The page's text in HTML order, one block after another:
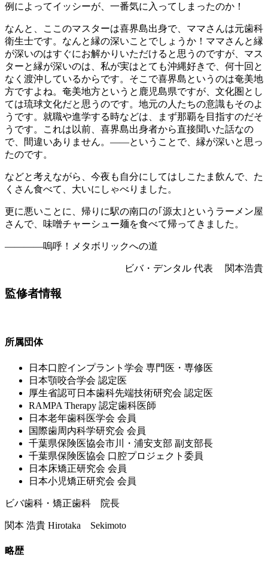
例によってイッシーが、一番気に入ってしまったのか！
なんと、ここのマスターは喜界島出身で、ママさんは元歯科
衛生士です。なんと縁の深いことでしょうか！ママさんと縁
が深いのはすぐにお解かりいただけると思うのですが、マス
ターと縁が深いのは、私が実はとても沖縄好きで、何十回と
なく渡沖しているからです。そこで喜界島というのは奄美地
方ですよね。奄美地方というと鹿児島県ですが、文化圏とし
ては琉球文化だと思うのです。地元の人たちの意識もそのよ
うです。就職や進学する時などは、まず那覇を目指すのだそ
うです。これは以前、喜界島出身者から直接聞いた話なの
で、間違いありません。——ということで、縁が深いと思っ
たのです。
などと考えながら、今夜も自分にしてはしこたま飲んで、た
くさん食べて、大いにしゃべりました。
更に悪いことに、帰りに駅の南口の｢源太｣というラーメン屋
さんで、味噌チャーシュー麺を食べて帰ってきました。
――――嗚呼！メタボリックへの道
ビバ・デンタル 代表 関本浩貴
監修者情報
所属団体
⽇本⼝腔インプラント学会 専⾨医・専修医
⽇本顎咬合学会 認定医
厚⽣省認可⽇本⻭科先端技術研究会 認定医
RAMPA Therapy 認定⻭科医師
⽇本⽼年⻭科医学会 会員
国際⻭周内科学研究会 会員
千葉県保険医協会市川・浦安⽀部 副⽀部⻑
千葉県保険医協会 ⼝腔プロジェクト委員
⽇本床矯正研究会 会員
⽇本⼩児矯正研究会 会員
ビバ歯科・矯正歯科 院長
関本 浩貴 Hirotaka Sekimoto
略歴